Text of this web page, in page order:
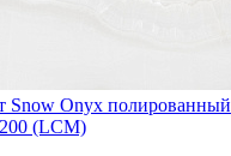
Snow Onyx полированный
(LCM)